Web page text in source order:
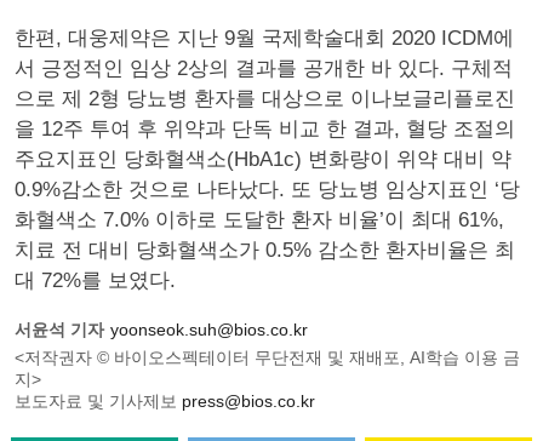
한편, 대웅제약은 지난 9월 국제학술대회 2020 ICDM에
서 긍정적인 임상 2상의 결과를 공개한 바 있다. 구체적
으로 제 2형 당뇨병 환자를 대상으로 이나보글리플로진
을 12주 투여 후 위약과 단독 비교 한 결과, 혈당 조절의
주요지표인 당화혈색소(HbA1c) 변화량이 위약 대비 약
0.9%감소한 것으로 나타났다. 또 당뇨병 임상지표인 ‘당
화혈색소 7.0% 이하로 도달한 환자 비율’이 최대 61%,
치료 전 대비 당화혈색소가 0.5% 감소한 환자비율은 최
대 72%를 보였다.
서윤석 기자 yoonseok.suh@bios.co.kr
<저작권자 © 바이오스펙테이터 무단전재 및 재배포, AI학습 이용 금
지>
보도자료 및 기사제보 press@bios.co.kr